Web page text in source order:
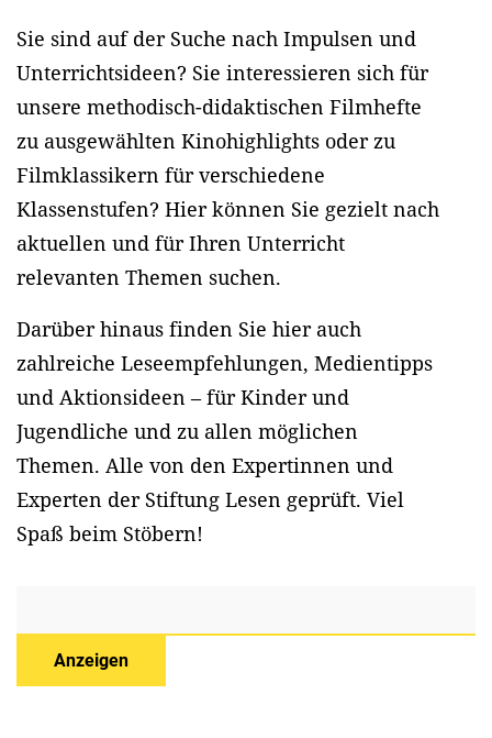
Sie sind auf der Suche nach Impulsen und
Unterrichtsideen? Sie interessieren sich für
unsere methodisch-didaktischen Filmhefte
zu ausgewählten Kinohighlights oder zu
Filmklassikern für verschiedene
Klassenstufen? Hier können Sie gezielt nach
aktuellen und für Ihren Unterricht
relevanten Themen suchen.
Darüber hinaus finden Sie hier auch
zahlreiche Leseempfehlungen, Medientipps
und Aktionsideen – für Kinder und
Jugendliche und zu allen möglichen
Themen. Alle von den Expertinnen und
Experten der Stiftung Lesen geprüft. Viel
Spaß beim Stöbern!
Anzeigen